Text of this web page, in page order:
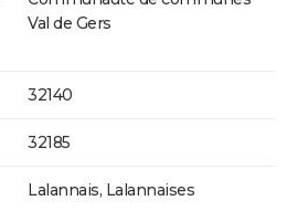
Val de Gers
32140
32185
Lalannais, Lalannaises